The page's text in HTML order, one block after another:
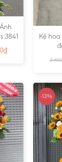
₫
Kệ
-13%